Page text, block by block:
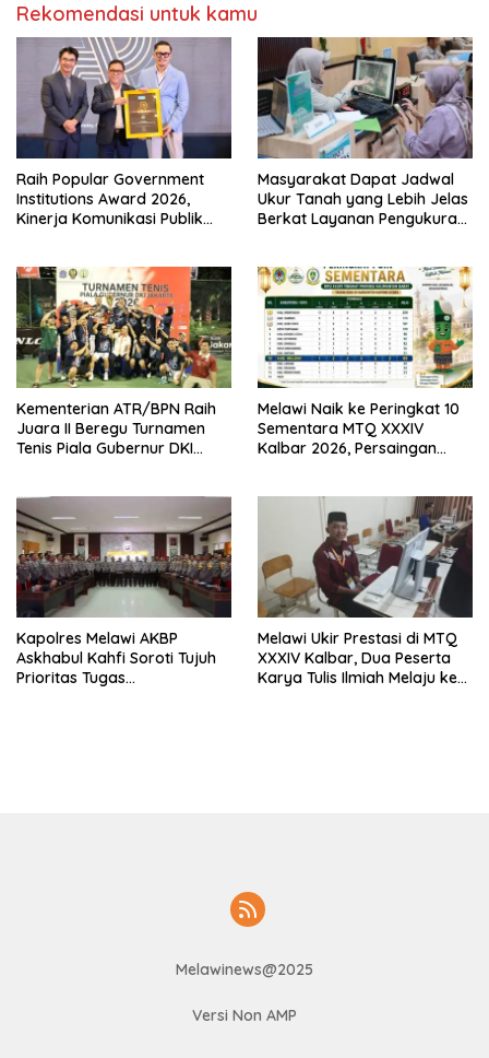
Rekomendasi untuk kamu
Raih Popular Government
Institutions Award 2026,
Kinerja Komunikasi Publik
Masyarakat Dapat Jadwal
Ukur Tanah yang Lebih Jelas
Berkat Layanan Pengukuran
Kementerian ATR/BPN Raih
Juara II Beregu Turnamen
Tenis Piala Gubernur DKI
Melawi Naik ke Peringkat 10
Sementara MTQ XXXIV
Kalbar 2026, Persaingan
Kapolres Melawi AKBP
Askhabul Kahfi Soroti Tujuh
Prioritas Tugas
Melawi Ukir Prestasi di MTQ
XXXIV Kalbar, Dua Peserta
Karya Tulis Ilmiah Melaju ke
Melawinews@2025
Versi Non AMP